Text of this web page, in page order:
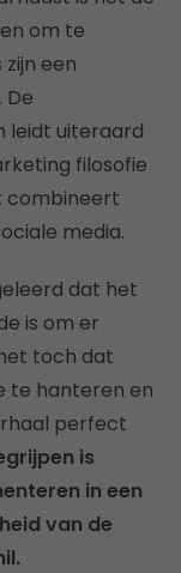
om te
een
leidt uiteraard
filosofie
combineert
media.
dat het
is om er
toch dat
te hanteren en
perfect
is
in een
van de